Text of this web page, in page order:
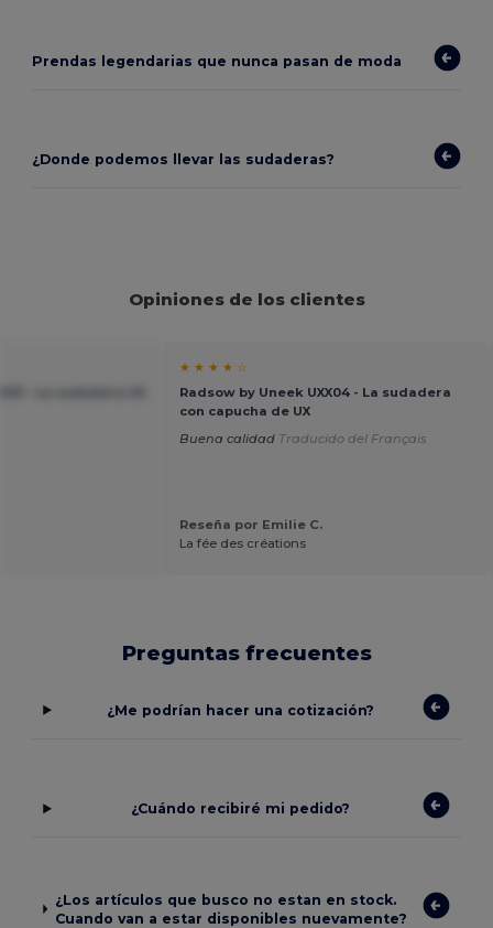
Prendas legendarias que nunca pasan de moda
¿Donde podemos llevar las sudaderas?
Opiniones de los clientes
★ ★ ★ ★ ☆
Radsow by Uneek UXX04 - La sudadera
con capucha de UX
Buena calidad Traducido del Français
Reseña por Emilie C.
La fée des créations
Preguntas frecuentes
¿Me podrían hacer una cotización?
¿Cuándo recibiré mi pedido?
¿Los artículos que busco no estan en stock.
Cuando van a estar disponibles nuevamente?